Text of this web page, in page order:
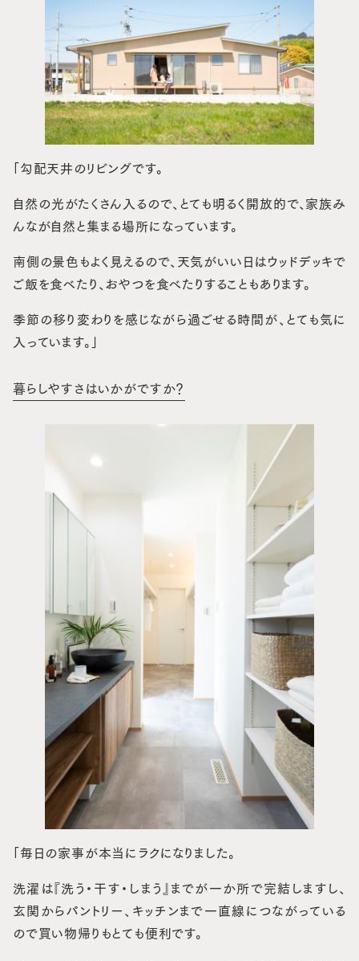
「勾配天井のリビングです。
自然の光がたくさん入るので、とても明るく開放的で、家族み
んなが自然と集まる場所になっています。
南側の景色もよく見えるので、天気がいい日はウッドデッキで
ご飯を食べたり、おやつを食べたりすることもあります。
季節の移り変わりを感じながら過ごせる時間が、とても気に
入っています。」
暮らしやすさはいかがですか？
「毎日の家事が本当にラクになりました。
洗濯は『洗う・干す・しまう』までが一か所で完結しますし、
玄関からパントリー、キッチンまで一直線につながっている
ので買い物帰りもとても便利です。